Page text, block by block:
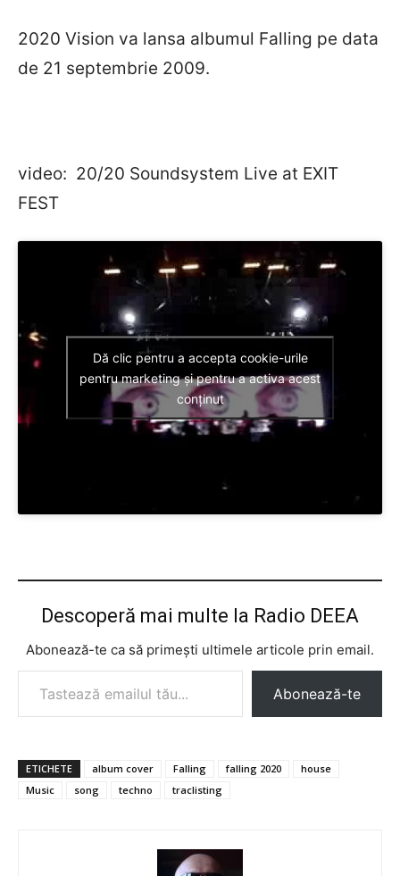
2020 Vision va lansa albumul Falling pe data
de 21 septembrie 2009.
video: 20/20 Soundsystem Live at EXIT
FEST
Dă clic pentru a accepta cookie-urile
pentru marketing și pentru a activa acest
conținut
Descoperă mai multe la Radio DEEA
Abonează-te ca să primești ultimele articole prin email.
Tastează emailul tău...
Abonează-te
ETICHETE album cover Falling falling 2020
house
Music
song techno traclisting